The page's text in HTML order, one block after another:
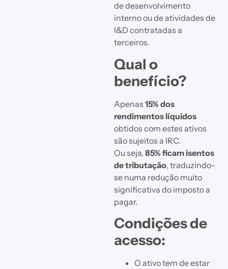
de desenvolvimento
interno ou de atividades de
I&D contratadas a
terceiros.
Qual o
benefício?
Apenas 15% dos
rendimentos líquidos
obtidos com estes ativos
são sujeitos a IRC.
Ou seja, 85% ficam isentos
de tributação, traduzindo-
se numa redução muito
significativa do imposto a
pagar.
Condições de
acesso:
O ativo tem de estar